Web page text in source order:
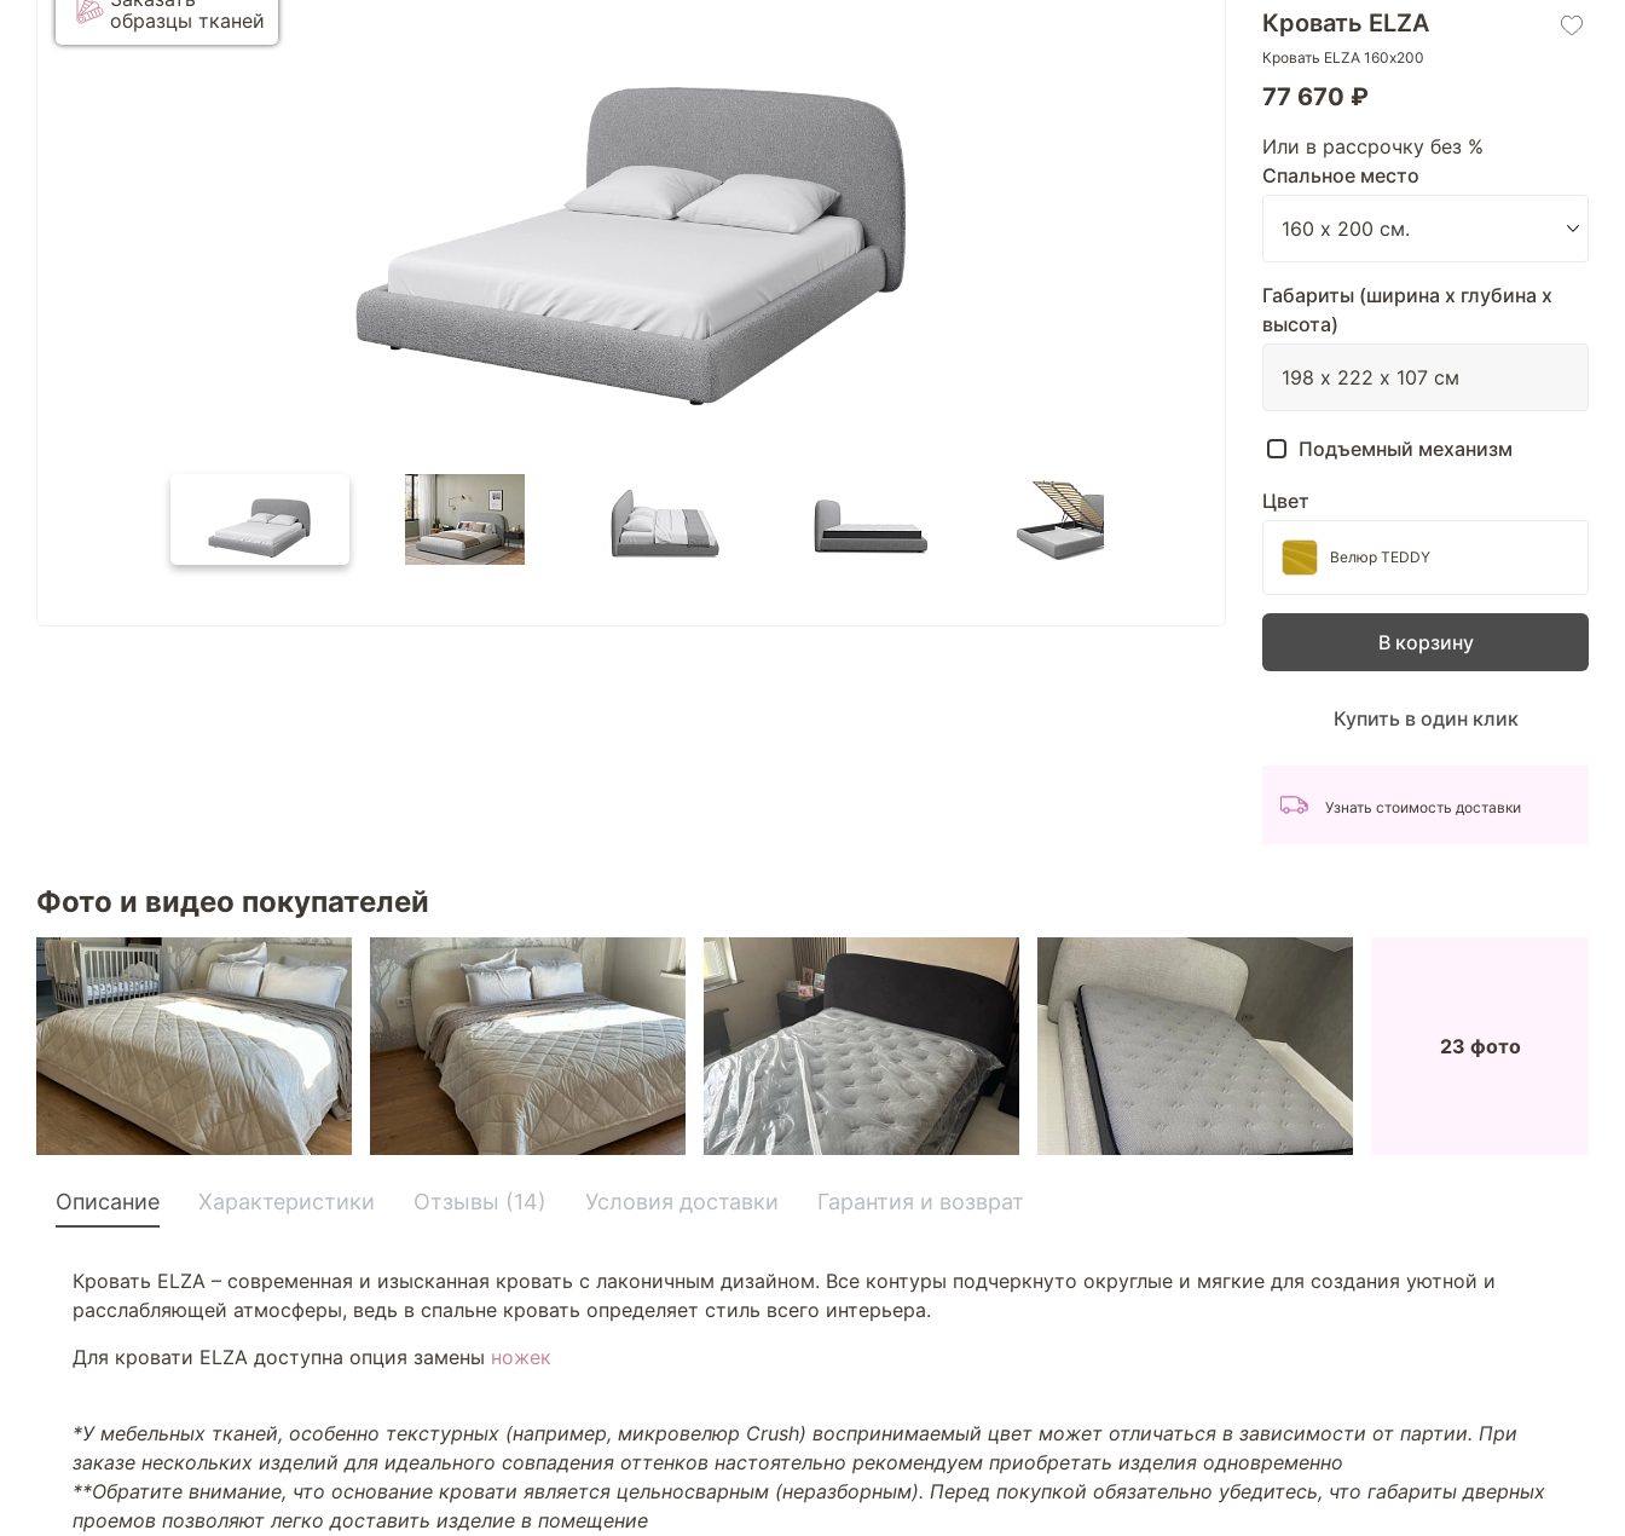
образцы тканей
Кровать ELZA
Кровать ELZA 160х200
77 670 ₽
Или в рассрочку без %
Спальное место
Габариты (ширина х глубина х
высота)
Подъемный механизм
Цвет
Велюр TEDDY
В корзину
Купить в один клик
Узнать стоимость доставки
Фото и видео покупателей
23 фото
Описание Характеристики Отзывы (14) Условия доставки Гарантия и возврат
Кровать ELZA – современная и изысканная кровать с лаконичным дизайном. Все контуры подчеркнуто округлые и мягкие для создания уютной и
расслабляющей атмосферы, ведь в спальне кровать определяет стиль всего интерьера.
Для кровати ELZA доступна опция замены ножек
*У мебельных тканей, особенно текстурных (например, микровелюр Crush) воспринимаемый цвет может отличаться в зависимости от партии. При
заказе нескольких изделий для идеального совпадения оттенков настоятельно рекомендуем приобретать изделия одновременно
**Обратите внимание, что основание кровати является цельносварным (неразборным). Перед покупкой обязательно убедитесь, что габариты дверных
проемов позволяют легко доставить изделие в помещение